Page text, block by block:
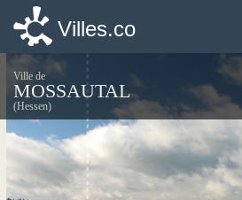
Villes.co
Ville de
MOSSAUTAL
(Hessen)
Villes.co